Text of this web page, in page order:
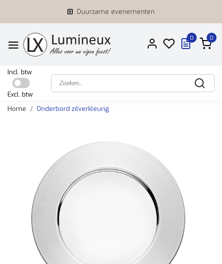
Duurzame evenementen
0 0
Incl. btw
Excl. btw
Home
Onderbord zilverkleurig
Vorige